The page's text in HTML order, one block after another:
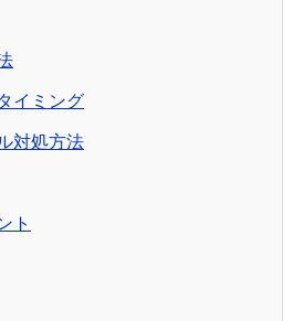
イミング
対処方法
ト